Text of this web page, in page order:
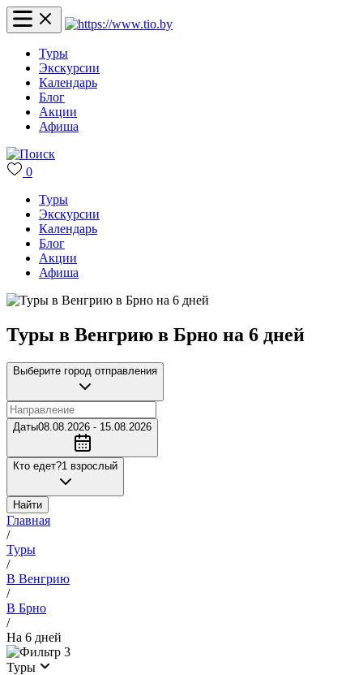
Туры
Экскурсии
Календарь
Блог
Акции
Афиша
0
Туры
Экскурсии
Календарь
Блог
Акции
Афиша
Туры в Венгрию в Брно на 6 дней
Выберите город отправления
Даты08.08.2026 - 15.08.2026
Кто едет?1 взрослый
Найти
Главная
/
Туры
/
В Венгрию
/
В Брно
/
На 6 дней
3
Туры